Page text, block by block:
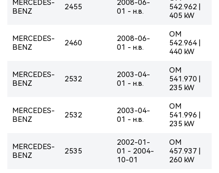
MERCEDES-
BENZ
2455
2008-06-
01 - н.в.
542.962 |
405 kW
MERCEDES-
BENZ
2460
2008-06-
01 - н.в.
OM
542.964 |
440 kW
MERCEDES-
BENZ
2532
2003-04-
01 - н.в.
OM
541.970 |
235 kW
MERCEDES-
BENZ
2532
2003-04-
01 - н.в.
OM
541.996 |
235 kW
MERCEDES-
BENZ
2535
2002-01-
01 - 2004-
10-01
OM
457.937 |
260 kW